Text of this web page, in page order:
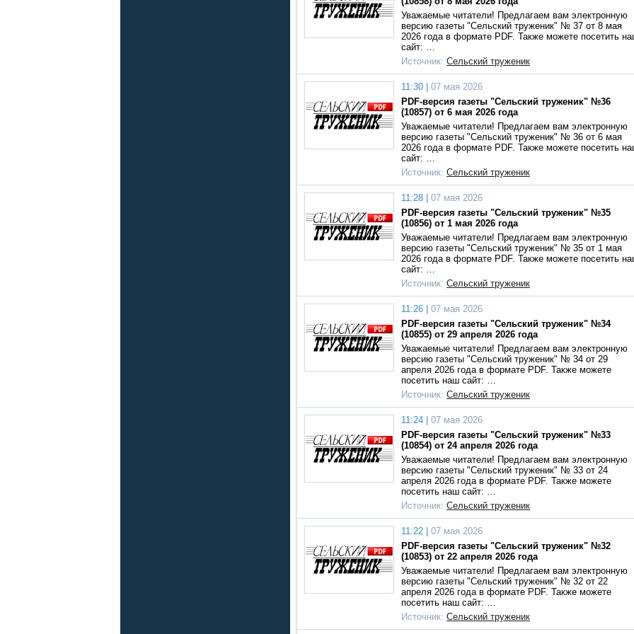
Уважаемые читатели! Предлагаем вам электронную
версию газеты "Сельский труженик" № 37 от 8 мая
2026 года в формате PDF. Также можете посетить
сайт: …
Источник: Сельский труженик
11:30 |
07 мая 2026
PDF-версия газеты "Сельский труженик" №36
(10857) от 6 мая 2026 года
Уважаемые читатели! Предлагаем вам электронную
версию газеты "Сельский труженик" № 36 от 6 мая
2026 года в формате PDF. Также можете посетить
сайт: …
Источник: Сельский труженик
11:28 |
07 мая 2026
PDF-версия газеты "Сельский труженик" №35
(10856) от 1 мая 2026 года
Уважаемые читатели! Предлагаем вам электронную
версию газеты "Сельский труженик" № 35 от 1 мая
2026 года в формате PDF. Также можете посетить
сайт: …
Источник: Сельский труженик
11:26 |
07 мая 2026
PDF-версия газеты "Сельский труженик" №34
(10855) от 29 апреля 2026 года
Уважаемые читатели! Предлагаем вам электронную
версию газеты "Сельский труженик" № 34 от 29
апреля 2026 года в формате PDF. Также можете
посетить наш сайт: …
Источник: Сельский труженик
11:24 |
07 мая 2026
PDF-версия газеты "Сельский труженик" №33
(10854) от 24 апреля 2026 года
Уважаемые читатели! Предлагаем вам электронную
версию газеты "Сельский труженик" № 33 от 24
апреля 2026 года в формате PDF. Также можете
посетить наш сайт: …
Источник: Сельский труженик
11:22 |
07 мая 2026
PDF-версия газеты "Сельский труженик" №32
(10853) от 22 апреля 2026 года
Уважаемые читатели! Предлагаем вам электронную
версию газеты "Сельский труженик" № 32 от 22
апреля 2026 года в формате PDF. Также можете
посетить наш сайт: …
Источник: Сельский труженик